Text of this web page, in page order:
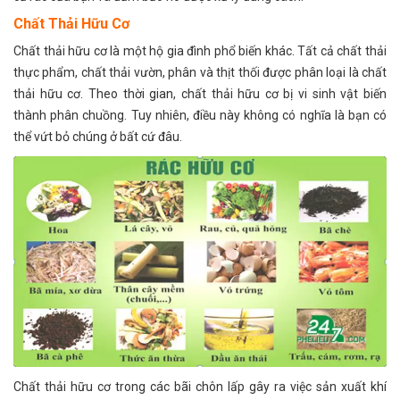
Chất Thải Hữu Cơ
Chất thải hữu cơ là một hộ gia đình phổ biến khác. Tất cả chất thải
thực phẩm, chất thải vườn, phân và thịt thối được phân loại là chất
thải hữu cơ. Theo thời gian, chất thải hữu cơ bị vi sinh vật biến
thành phân chuồng. Tuy nhiên, điều này không có nghĩa là bạn có
thể vứt bỏ chúng ở bất cứ đâu.
Chất thải hữu cơ trong các bãi chôn lấp gây ra việc sản xuất khí